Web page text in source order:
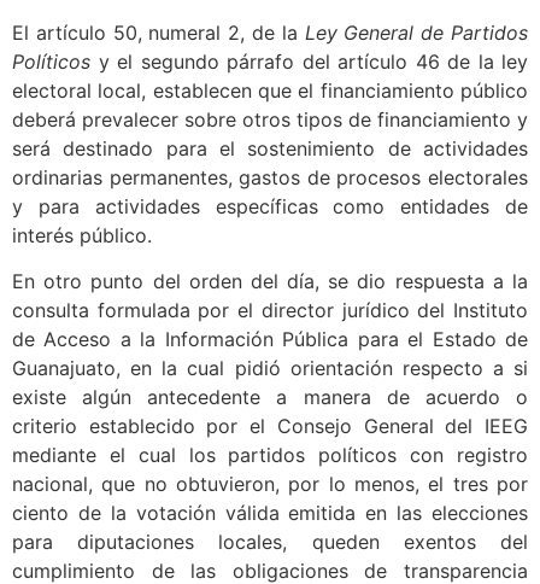
El artículo 50, numeral 2, de la Ley General de Partidos
Políticos y el segundo párrafo del artículo 46 de la ley
electoral local, establecen que el financiamiento público
deberá prevalecer sobre otros tipos de financiamiento y
será destinado para el sostenimiento de actividades
ordinarias permanentes, gastos de procesos electorales
y para actividades específicas como entidades de
interés público.
En otro punto del orden del día, se dio respuesta a la
consulta formulada por el director jurídico del Instituto
de Acceso a la Información Pública para el Estado de
Guanajuato, en la cual pidió orientación respecto a si
existe algún antecedente a manera de acuerdo o
criterio establecido por el Consejo General del IEEG
mediante el cual los partidos políticos con registro
nacional, que no obtuvieron, por lo menos, el tres por
ciento de la votación válida emitida en las elecciones
para diputaciones locales, queden exentos del
cumplimiento de las obligaciones de transparencia